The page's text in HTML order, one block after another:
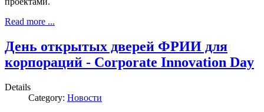
Read more ...
День открытых дверей ФРИИ для
корпораций - Corporate Innovation Day
Details
Category: Новости